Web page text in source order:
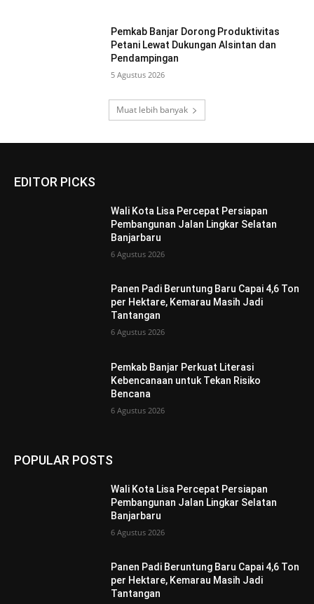
Pemkab Banjar Dorong Produktivitas
Petani Lewat Dukungan Alsintan dan
Pendampingan
5 Agustus 2026
Muat lebih banyak
EDITOR PICKS
Wali Kota Lisa Percepat Persiapan
Pembangunan Jalan Lingkar Selatan
Banjarbaru
6 Agustus 2026
Panen Padi Beruntung Baru Capai 4,6 Ton
per Hektare, Kemarau Masih Jadi
Tantangan
6 Agustus 2026
Pemkab Banjar Perkuat Literasi
Kebencanaan untuk Tekan Risiko
Bencana
6 Agustus 2026
POPULAR POSTS
Wali Kota Lisa Percepat Persiapan
Pembangunan Jalan Lingkar Selatan
Banjarbaru
6 Agustus 2026
Panen Padi Beruntung Baru Capai 4,6 Ton
per Hektare, Kemarau Masih Jadi
Tantangan